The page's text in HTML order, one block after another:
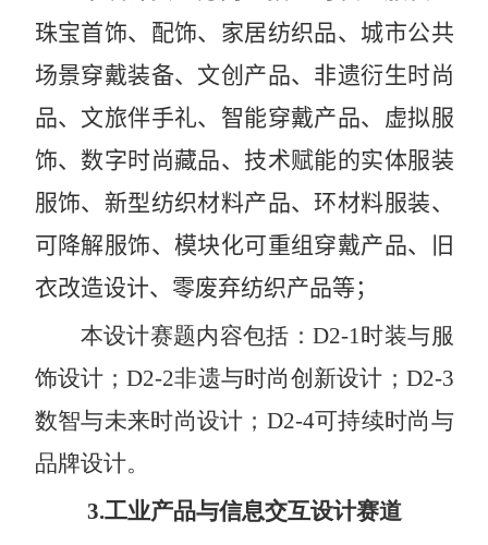
珠宝首饰、配饰、家居纺织品、城市公共
场景穿戴装备、文创产品、非遗衍生时尚
品、文旅伴手礼、智能穿戴产品、虚拟服
饰、数字时尚藏品、技术赋能的实体服装
服饰、新型纺织材料产品、环材料服装、
可降解服饰、模块化可重组穿戴产品、旧
衣改造设计、零废弃纺织产品等；
本设计赛题内容包括：D2-1时装与服
饰设计；D2-2非遗与时尚创新设计； D2-3
数智与未来时尚设计； D2-4可持续时尚与
品牌设计。
3.工业产品与信息交互设计赛道